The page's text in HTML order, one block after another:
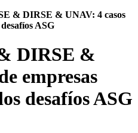
& DIRSE & UNAV: 4 casos
ASG
DIRSE &
empresas
desafíos ASG